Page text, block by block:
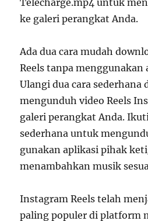
Telecharge.mp4 untuk
ke galeri perangkat Anda.
Ada dua cara mudah
Reels tanpa
Ulangi dua cara sederhana
mengunduh video Reels
galeri perangkat Anda.
sederhana untuk
gunakan aplikasi pihak
menambahkan musik
Instagram Reels telah
paling populer di platform